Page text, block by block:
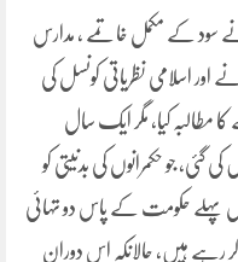
سود کے مکمل خاتمے ، مدارس
اور اسلامی نظریاتی کونسل کی
مطالبہ کیا، مگر ایک سال
جو حکمرانوں کی بدنیتی کو
پہلے حکومت کے پاس دو تہائی
رہے ہیں، حالانکہ اس دوران